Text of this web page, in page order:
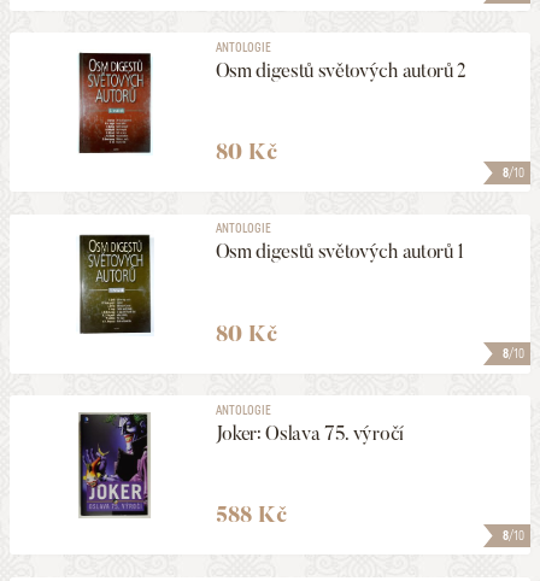
8/10
ANTOLOGIE
Osm digestů světových autorů 2
80 Kč
8/10
ANTOLOGIE
Osm digestů světových autorů 1
80 Kč
8/10
ANTOLOGIE
Joker: Oslava 75. výročí
588 Kč